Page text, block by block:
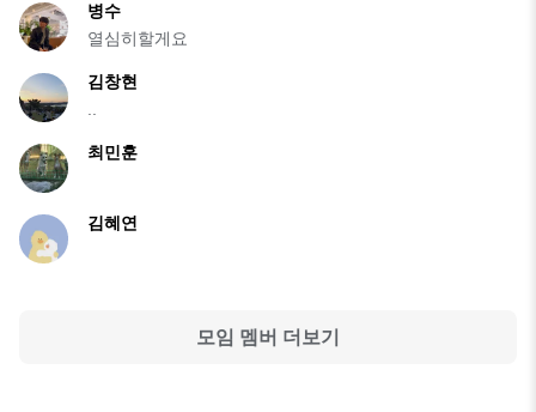
병수
열심히할게요
김창현
..
최민훈
김혜연
모임 멤버 더보기